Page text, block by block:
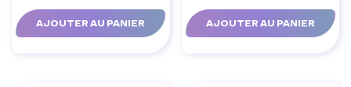
AJOUTER AU PANIER AJOUTER AU PANIER